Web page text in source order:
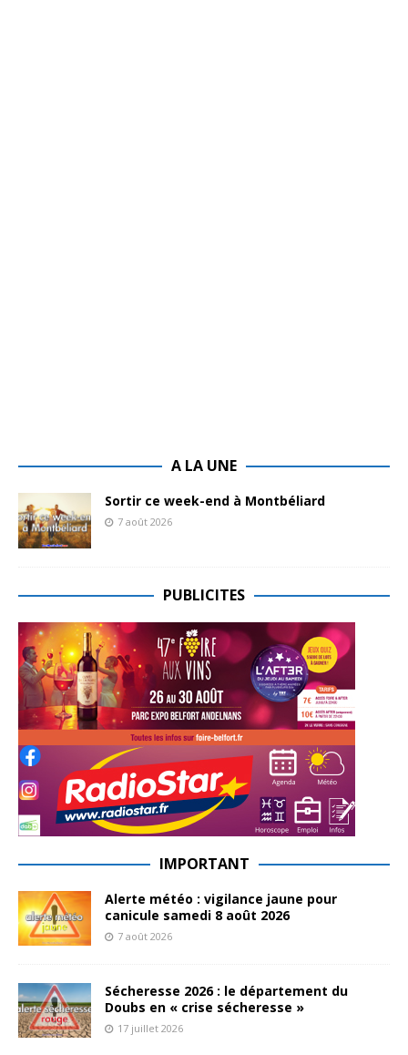
A LA UNE
Sortir ce week-end à Montbéliard
7 août 2026
PUBLICITES
IMPORTANT
Alerte météo : vigilance jaune pour
canicule samedi 8 août 2026
7 août 2026
Sécheresse 2026 : le département du
Doubs en « crise sécheresse »
17 juillet 2026